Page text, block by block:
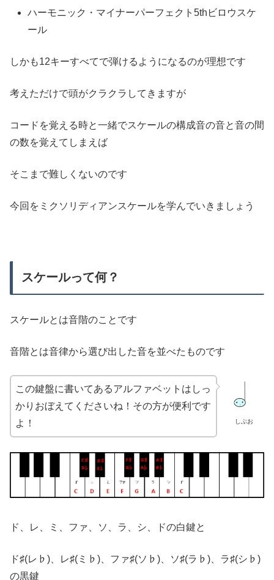
ハーモニック・マイナーパーフェクト5thビロウスケ
ール
しかも12キーすべてで弾けるようになるのが理想です
考えただけで頭がクラクラしてきますが
コードを覚える時と一緒でスケールの構成音の音と音の間
の数を覚えてしまえば
そこまで難しくないのです
今回をミクソリディアンスケールを学んでいきましょう
スケールって何？
スケールとは音階のことです
音階とは音律から選び出した音を並べたものです
しぶお
この鍵盤に書いてあるアルファベットはしっ
かりおぼえてくださいね！その方が便利です
よ！
ド、レ、ミ、ファ、ソ、ラ、シ、ドの白鍵と
ド♯(レ♭)、レ♯(ミ♭)、ファ♯(ソ♭)、ソ♯(ラ♭)、ラ♯(シ♭)
の黒鍵